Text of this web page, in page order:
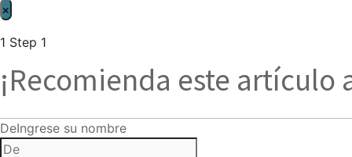
×
1 Step 1
¡Recomienda este artículo
DeIngrese su nombre